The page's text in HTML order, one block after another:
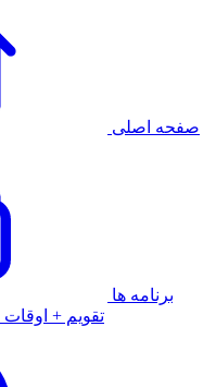
صفحه اصلی
برنامه ها
تقویم +